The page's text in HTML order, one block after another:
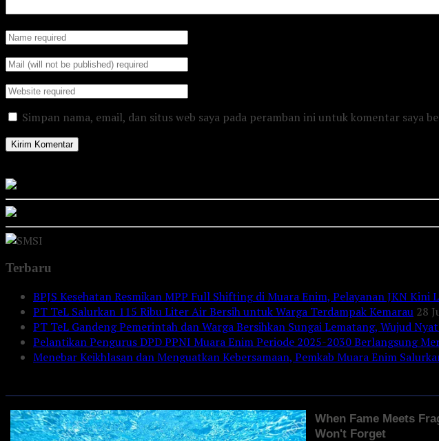
Simpan nama, email, dan situs web saya pada peramban ini untuk komentar saya
Terbaru
BPJS Kesehatan Resmikan MPP Full Shifting di Muara Enim, Pelayanan JKN
PT TeL Salurkan 115 Ribu Liter Air Bersih untuk Warga Terdampak Kemarau 28
PT TeL Gandeng Pemerintah dan Warga Bersihkan Sungai Lematang, Wujud
Pelantikan Pengurus DPD PPNI Muara Enim Periode 2025-2030 Berlangsung
Menebar Keikhlasan dan Menguatkan Kebersamaan, Pemkab Muara Enim